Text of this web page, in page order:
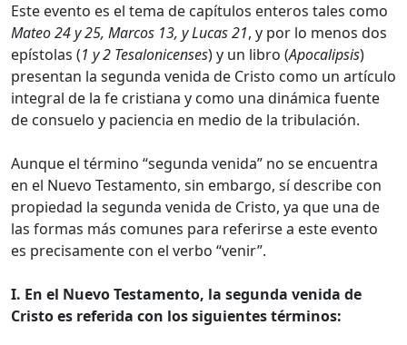
Este evento es el tema de capítulos enteros tales como
Mateo 24 y 25, Marcos 13, y Lucas 21, y por lo menos dos
epístolas (1 y 2 Tesalonicenses) y un libro (Apocalipsis)
presentan la segunda venida de Cristo como un artículo
integral de la fe cristiana y como una dinámica fuente
de consuelo y paciencia en medio de la tribulación.
Aunque el término “segunda venida” no se encuentra
en el Nuevo Testamento, sin embargo, sí describe con
propiedad la segunda venida de Cristo, ya que una de
las formas más comunes para referirse a este evento
es precisamente con el verbo “venir”.
I. En el Nuevo Testamento, la segunda venida de
Cristo es referida con los siguientes términos: